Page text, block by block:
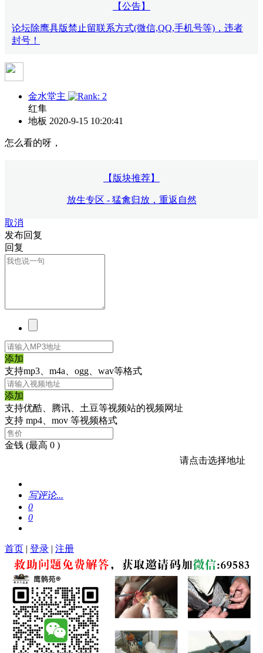
【公告】
论坛除鹰具版禁止留联系方式(微信,QQ,手机号等)，违者
封号！
金水堂主
红隼
地板 2020-9-15 10:20:41
怎么看的呀，
【版块推荐】
放生专区 - 猛禽归放，重返自然
取消
发布回复
回复
添加
支持mp3、m4a、ogg、wav等格式
添加
支持优酷、腾讯、土豆等视频站的视频网址
支持 mp4、mov 等视频格式
金钱 (最高 0 )
请点击选择地址
写评论...
0
0
首页 | 登录 | 注册